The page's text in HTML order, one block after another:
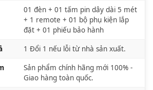
01 đèn + 01 tấm pin dây dài 5 mét
+ 1 remote + 01 bộ phụ kiện lắp
đặt + 01 phiếu bảo hành
1 Đổi 1 nếu lỗi từ nhà sản xuất.
Sản phẩm chính hãng mới 100% -
Giao hàng toàn quốc.